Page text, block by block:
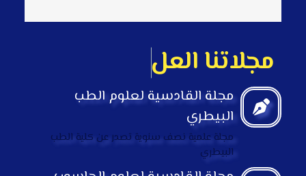
مجلتناالعلم
مجلة القادسية لعلوم الطب
البيطري
مجلة علمية نصف سنوية تصدر عن كلية الطب
البيطري